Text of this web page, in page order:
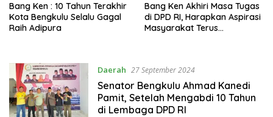
Bang Ken : 10 Tahun Terakhir
Kota Bengkulu Selalu Gagal
Raih Adipura
Bang Ken Akhiri Masa Tugas
di DPD RI, Harapkan Aspirasi
Masyarakat Terus
Daerah 27 September 2024
Senator Bengkulu Ahmad Kanedi
Pamit, Setelah Mengabdi 10 Tahun
di Lembaga DPD RI